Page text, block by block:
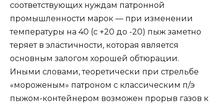
соответствующих нуждам патронной
промышленности марок — при изменении
температуры на 40 (с +20 до -20) пыж заметно
теряет в эластичности, которая является
основным залогом хорошей обтюрации.
Иными словами, теоретически при стрельбе
«мороженым» патроном с классическим п/э
пыжом-контейнером возможен прорыв газов к